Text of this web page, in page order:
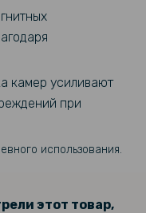
Galaxy A17 4G /
камер усиливают
при
использования.
этот товар,